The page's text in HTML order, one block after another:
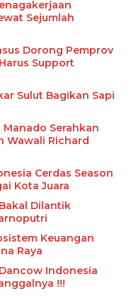
Sejumlah
Dorong Pemprov
Support
Sulut Bagikan Sapi
Manado Serahkan
Wawali Richard
Cerdas Season
Kota Juara
Dilantik
Keuangan
Raya
Indonesia
!!!